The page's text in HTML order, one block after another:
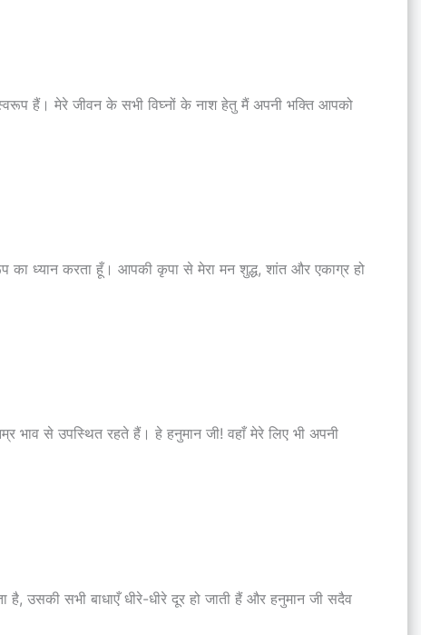
हैं। मेरे जीवन के सभी विघ्नों के नाश हेतु मैं अपनी भक्ति आपको
ध्यान करता हूँ। आपकी कृपा से मेरा मन शुद्ध, शांत और एकाग्र हो
भाव से उपस्थित रहते हैं। हे हनुमान जी! वहाँ मेरे लिए भी अपनी
उसकी सभी बाधाएँ धीरे-धीरे दूर हो जाती हैं और हनुमान जी सदैव